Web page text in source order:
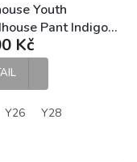
Youth
Pant Indigo
MX kalhoty
Kč
Y26 Y28